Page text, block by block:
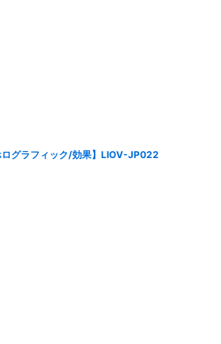
ログラフィック/効果】LIOV-JP022